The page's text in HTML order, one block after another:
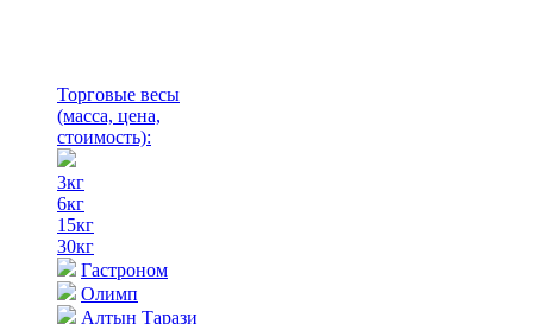
Торговые весы
(масса, цена,
стоимость):
3кг
6кг
15кг
30кг
Гастроном
Олимп
Алтын Тарази